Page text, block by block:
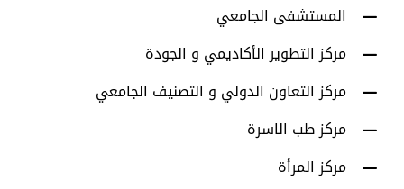
المستشفى الجامعي
مركز التطوير الأكاديمي و الجودة
مركز التعاون الدولي و التصنيف الجامعي
مركز طب الاسرة
مركز المرأة